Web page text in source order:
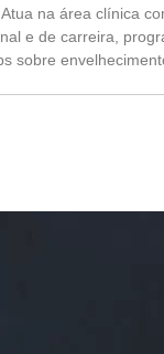
na área clínica
e de carreira,
sobre